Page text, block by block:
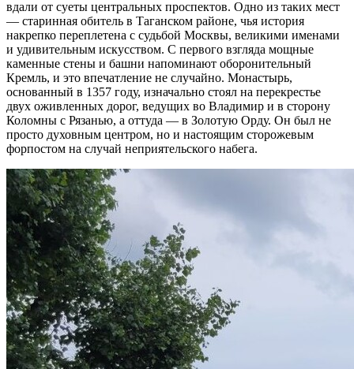
вдали от суеты центральных проспектов. Одно из таких мест
— старинная обитель в Таганском районе, чья история
накрепко переплетена с судьбой Москвы, великими именами
и удивительным искусством. С первого взгляда мощные
каменные стены и башни напоминают оборонительный
Кремль, и это впечатление не случайно. Монастырь,
основанный в 1357 году, изначально стоял на перекрестье
двух оживленных дорог, ведущих во Владимир и в сторону
Коломны с Рязанью, а оттуда — в Золотую Орду. Он был не
просто духовным центром, но и настоящим сторожевым
форпостом на случай неприятельского набега.